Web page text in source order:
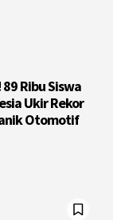
Ribu Siswa
Ukir Rekor
Otomotif